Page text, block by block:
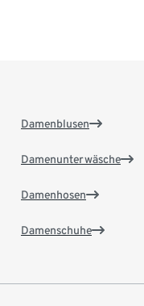
Damenblusen
Damenunterwäsche
Damenhosen
Damenschuhe